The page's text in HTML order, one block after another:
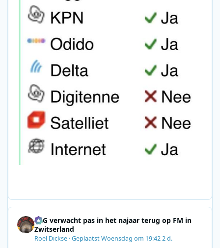
SRG verwacht pas in het najaar terug op FM in
Zwitserland
Roel Dickse ·GeplaatstWoensdag om 19:422 d.